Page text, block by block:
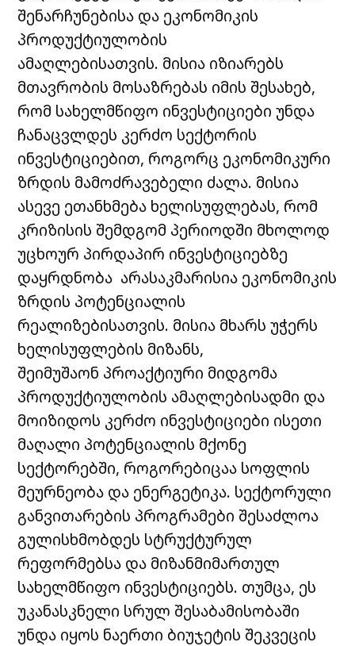
შენარჩუნებისა და ეკონომიკის
პროდუქტიულობის
ამაღლებისათვის. მისია იზიარებს
მთავრობის მოსაზრებას იმის შესახებ,
რომ სახელმწიფო ინვესტიციები უნდა
ჩანაცვლდეს კერძო სექტორის
ინვესტიციებით, როგორც ეკონომიკური
ზრდის მამოძრავებელი ძალა. მისია
ასევე ეთანხმება ხელისუფლებას, რომ
კრიზისის შემდგომ პერიოდში მხოლოდ
უცხოურ პირდაპირ ინვესტიციებზე
დაყრდნობა არასაკმარისია ეკონომიკის
ზრდის პოტენციალის
რეალიზებისათვის. მისია მხარს უჭერს
ხელისუფლების მიზანს,
შეიმუშაონ პროაქტიური მიდგომა
პროდუქტიულობის ამაღლებისადმი და
მოიზიდოს კერძო ინვესტიციები ისეთი
მაღალი პოტენციალის მქონე
სექტორებში, როგორებიცაა სოფლის
მეურნეობა და ენერგეტიკა. სექტორული
განვითარების პროგრამები შესაძლოა
გულისხმობდეს სტრუქტურულ
რეფორმებსა და მიზანმიმართულ
სახელმწიფო ინვესტიციებს. თუმცა, ეს
უკანასკნელი სრულ შესაბამისობაში
უნდა იყოს ნაერთი ბიუჯეტის შეკვეცის